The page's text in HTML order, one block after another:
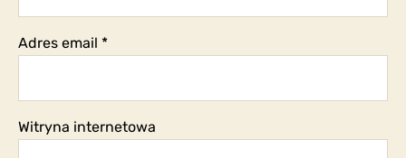
Adres email *
Witryna internetowa